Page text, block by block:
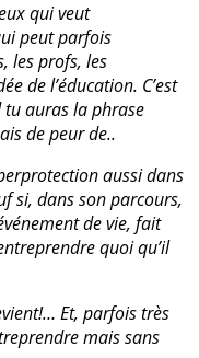
qui veut
peut parfois
les profs, les
de l’éducation. C’est
tu auras la phrase
de peur de..
aussi dans
si, dans son parcours,
de vie, fait
quoi qu’il
Et, parfois très
mais sans